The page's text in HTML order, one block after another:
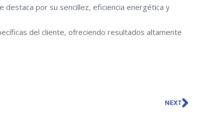
destaca por su sencillez, eficiencia energética y
del cliente, ofreciendo resultados altamente
NEXTNext